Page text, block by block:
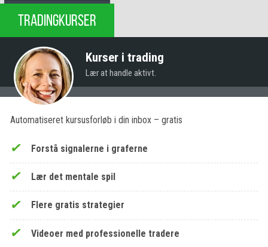
TRADINGKURSER
Kurser i trading
Lær at handle aktivt.
Automatiseret kursusforløb i din inbox – gratis
Forstå signalerne i graferne
Lær det mentale spil
Flere gratis strategier
Videoer med professionelle tradere